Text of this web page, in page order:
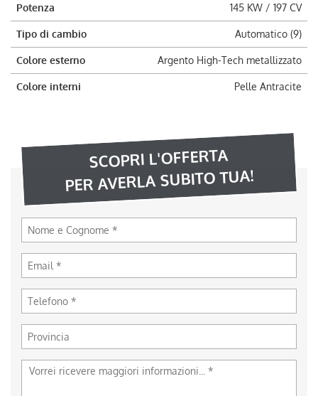
Potenza 145 KW / 197 CV
Tipo di cambio Automatico (9)
Colore esterno Argento High-Tech metallizzato
Colore interni Pelle Antracite
SCOPRI L'OFFERTA
PER AVERLA SUBITO TUA!